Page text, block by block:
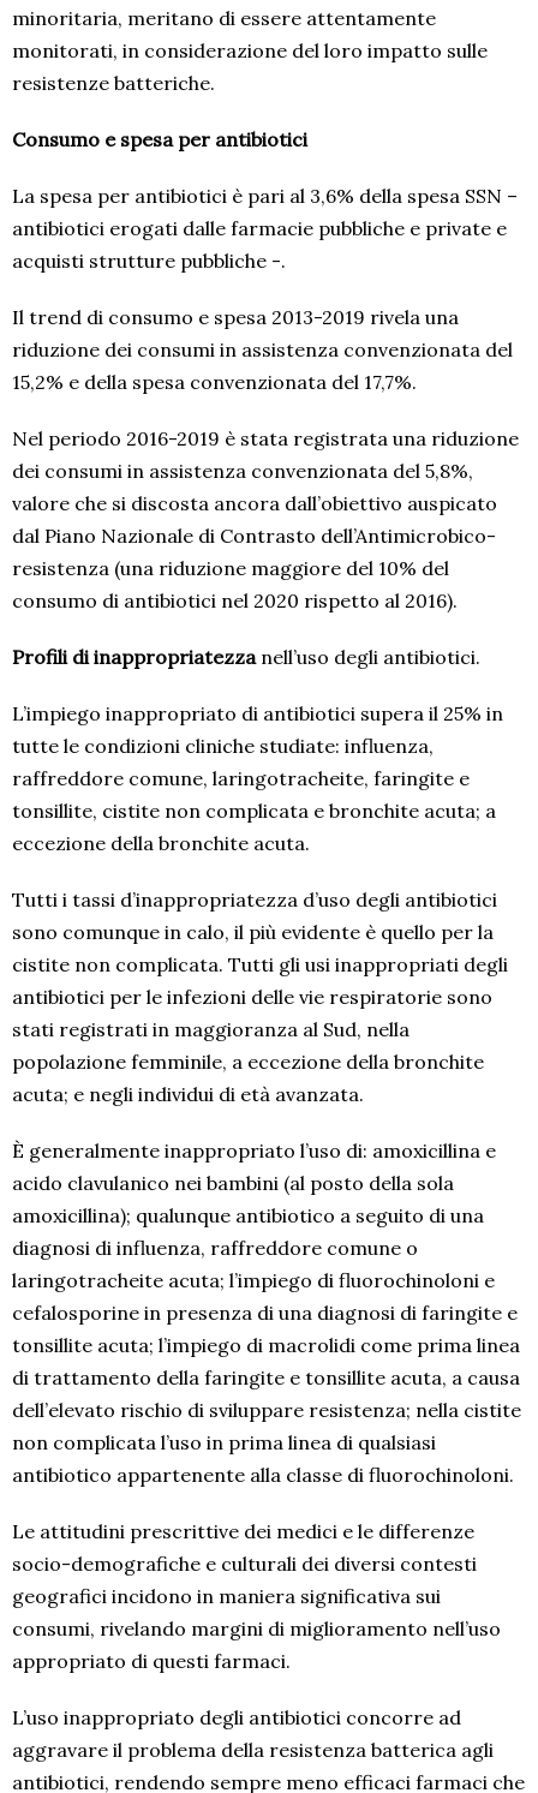
minoritaria, meritano di essere attentamente
monitorati, in considerazione del loro impatto sulle
resistenze batteriche.
Consumo e spesa per antibiotici
La spesa per antibiotici è pari al 3,6% della spesa SSN –
antibiotici erogati dalle farmacie pubbliche e private e
acquisti strutture pubbliche -.
Il trend di consumo e spesa 2013-2019 rivela una
riduzione dei consumi in assistenza convenzionata del
15,2% e della spesa convenzionata del 17,7%.
Nel periodo 2016-2019 è stata registrata una riduzione
dei consumi in assistenza convenzionata del 5,8%,
valore che si discosta ancora dall’obiettivo auspicato
dal Piano Nazionale di Contrasto dell’Antimicrobico-
resistenza (una riduzione maggiore del 10% del
consumo di antibiotici nel 2020 rispetto al 2016).
Profili di inappropriatezza nell’uso degli antibiotici.
L’impiego inappropriato di antibiotici supera il 25% in
tutte le condizioni cliniche studiate: influenza,
raffreddore comune, laringotracheite, faringite e
tonsillite, cistite non complicata e bronchite acuta; a
eccezione della bronchite acuta.
Tutti i tassi d’inappropriatezza d’uso degli antibiotici
sono comunque in calo, il più evidente è quello per la
cistite non complicata. Tutti gli usi inappropriati degli
antibiotici per le infezioni delle vie respiratorie sono
stati registrati in maggioranza al Sud, nella
popolazione femminile, a eccezione della bronchite
acuta; e negli individui di età avanzata.
È generalmente inappropriato l’uso di: amoxicillina e
acido clavulanico nei bambini (al posto della sola
amoxicillina); qualunque antibiotico a seguito di una
diagnosi di influenza, raffreddore comune o
laringotracheite acuta; l’impiego di fluorochinoloni e
cefalosporine in presenza di una diagnosi di faringite e
tonsillite acuta; l’impiego di macrolidi come prima linea
di trattamento della faringite e tonsillite acuta, a causa
dell’elevato rischio di sviluppare resistenza; nella cistite
non complicata l’uso in prima linea di qualsiasi
antibiotico appartenente alla classe di fluorochinoloni.
Le attitudini prescrittive dei medici e le differenze
socio-demografiche e culturali dei diversi contesti
geografici incidono in maniera significativa sui
consumi, rivelando margini di miglioramento nell’uso
appropriato di questi farmaci.
L’uso inappropriato degli antibiotici concorre ad
aggravare il problema della resistenza batterica agli
antibiotici, rendendo sempre meno efficaci farmaci che